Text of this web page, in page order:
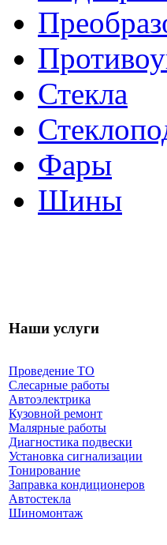
Стекла
Фары
Шины
Наши услуги
Проведение ТО
Слесарные работы
Автоэлектрика
Кузовной ремонт
Малярные работы
Диагностика подвески
Установка сигнализации
Тонирование
Заправка кондиционеров
Автостекла
Шиномонтаж